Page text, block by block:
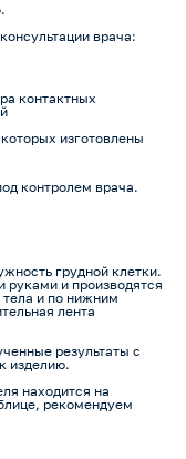
врача:
контактных
изготовлены
контролем врача.
грудной клетки.
и производятся
тела и по нижним
лента
результаты с
изделию.
находится на
рекомендуем